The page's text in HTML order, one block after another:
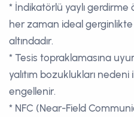
* İndikatörlü yaylı gerdirme
her zaman ideal
altındadır.
* Tesis topraklamasına
yalıtım bozuklukları
engellenir.
* NFC (Near-Field